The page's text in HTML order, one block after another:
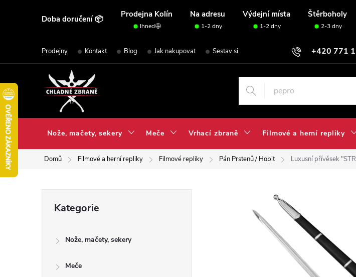
Doba doručení 📦 Prodejna Kolín Na adresu Výdejní místa Štěrboholy
Ihned🤩 1-2 dny 1-2 dny 2-3 dny
+420 771
Prodejny Kontakt Blog Jak nakupovat Sestav si svou sadu✅
Nože, mačety, sekery Meče Vrhací zbraně Filmové a herní repliky
Domů Filmové a herní repliky Filmové repliky Pán Prstenů / Hobit Luxusní přívěsek
kategorie
Kategorie
Nože, mačety, sekery
Meče